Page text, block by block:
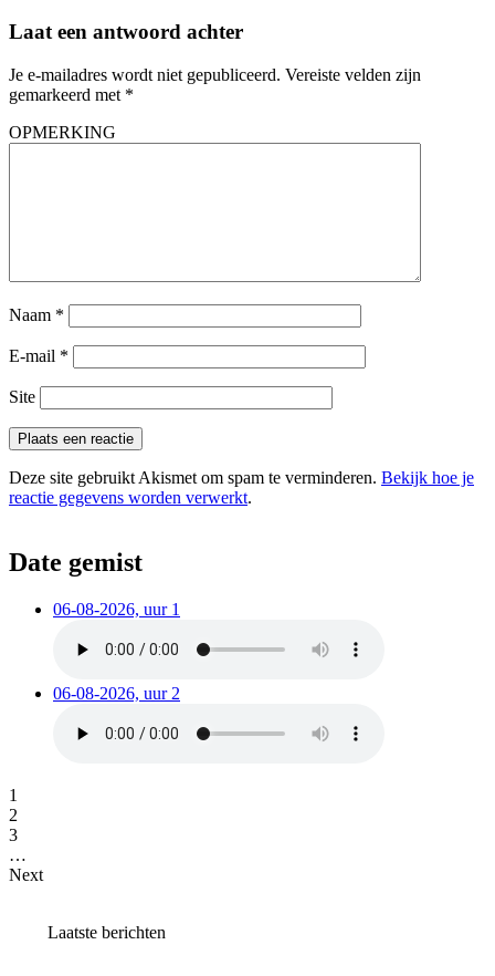
Laat een antwoord achter
Je e-mailadres wordt niet gepubliceerd. Vereiste velden zijn
gemarkeerd met *
OPMERKING
Naam *
E-mail *
Site
Deze site gebruikt Akismet om spam te verminderen. Bekijk hoe je
reactie gegevens worden verwerkt.
Date gemist
06-08-2026, uur 1
06-08-2026, uur 2
1
2
3
…
Next
Laatste berichten